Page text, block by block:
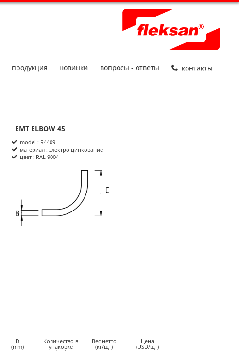
продукция новинки вопросы - ответы контакты
Product Informations
EMT ELBOW 45
model : R4409
материал : электро цинкование
цвет : RAL 9004
D
(mm)
Количество в
упаковке
Вес нетто
(кг/щт)
Цена
(USD/щт)